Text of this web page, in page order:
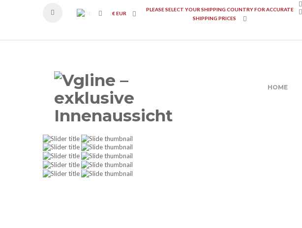
€EUR
PLEASE SELECT YOUR SHIPPING COUNTRY FOR ACCURATE
SHIPPING PRICES
HOME